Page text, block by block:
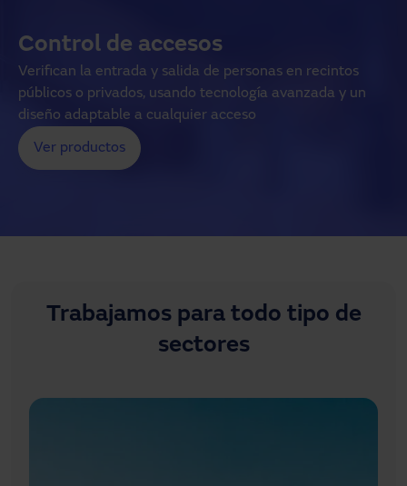
Control de accesos
Verifican la entrada y salida de personas en recintos
públicos o privados, usando tecnología avanzada y un
diseño adaptable a cualquier acceso
Ver productos
Trabajamos para todo tipo de
sectores